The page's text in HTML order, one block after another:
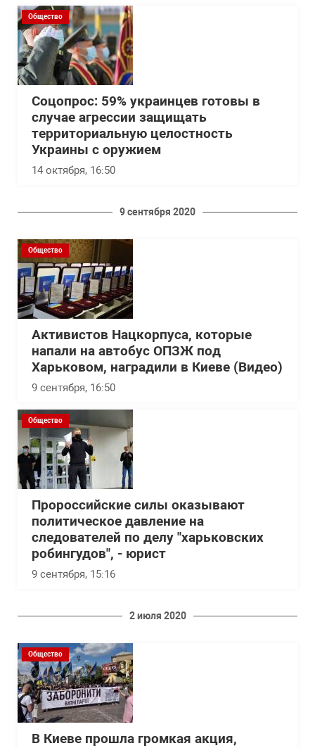
Общество
Соцопрос: 59% украинцев готовы в
случае агрессии защищать
территориальную целостность
Украины с оружием
14 октября, 16:50
9 сентября 2020
Общество
Активистов Нацкорпуса, которые
напали на автобус ОПЗЖ под
Харьковом, наградили в Киеве (Видео)
9 сентября, 16:50
Общество
Пророссийские силы оказывают
политическое давление на
следователей по делу "харьковских
робингудов", - юрист
9 сентября, 15:16
2 июля 2020
Общество
В Киеве прошла громкая акция,